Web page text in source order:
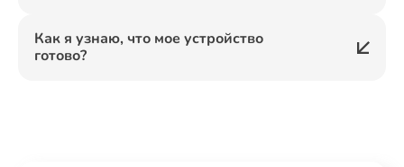
Как я узнаю, что мое устройство
готово?